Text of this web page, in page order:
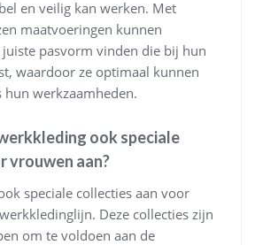
en veilig kan werken. Met
maatvoeringen kunnen
pasvorm vinden die bij hun
waardoor ze optimaal kunnen
werkzaamheden.
ook speciale
vrouwen aan?
speciale collecties aan voor
Deze collecties zijn
om te voldoen aan de